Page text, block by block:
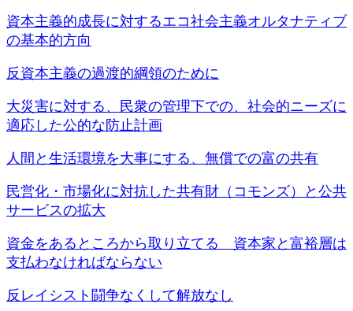
資本主義的成長に対するエコ社会主義オルタナティブ
の基本的方向
反資本主義の過渡的綱領のために
大災害に対する、民衆の管理下での、社会的ニーズに
適応した公的な防止計画
人間と生活環境を大事にする、無償での富の共有
民営化・市場化に対抗した共有財（コモンズ）と公共
サービスの拡大
資金をあるところから取り立てる 資本家と富裕層は
支払わなければならない
反レイシスト闘争なくして解放なし